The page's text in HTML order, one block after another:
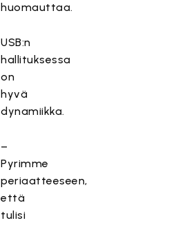
huomauttaa.
USB:n
hallituksessa
on
hyvä
dynamiikka.
–
Pyrimme
periaatteeseen,
että
tulisi